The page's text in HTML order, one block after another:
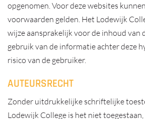
opgenomen. Voor deze websites
voorwaarden gelden. Het Lodewijk
wijze aansprakelijk voor de inhoud van
gebruik van de informatie achter deze
risico van de gebruiker.
AUTEURSRECHT
Zonder uitdrukkelijke schriftelijke
Lodewijk College is het niet